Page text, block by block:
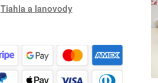
Tiahla a lanovody